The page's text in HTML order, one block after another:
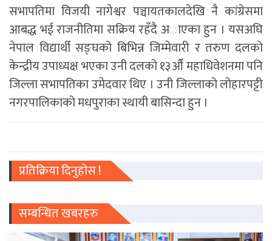
सभापतिमा विजयी नागेश्वर पञ्चायतकालदेखि नै कांग्रेसमा
आबद्ध भई राजनीतिमा सक्रिय रहँदै अाएका हुन । यसअघि
नेपाल विद्यार्थी सङ्घको बिभिन्न जिम्मेवारी र तरुण दलको
केन्द्रीय उपाध्यक्ष भएका उनी दलको १३औँ महाधिवेशनमा पनि
जिल्ला सभापतिका उमेदवार थिए । उनी जिल्लाको लोहारपट्टी
नगरपालिकाको मधपुराका स्थायी बासिन्दा हुन ।
प्रतिक्रिया दिनुहोस !
सम्बन्धित खबरहरु